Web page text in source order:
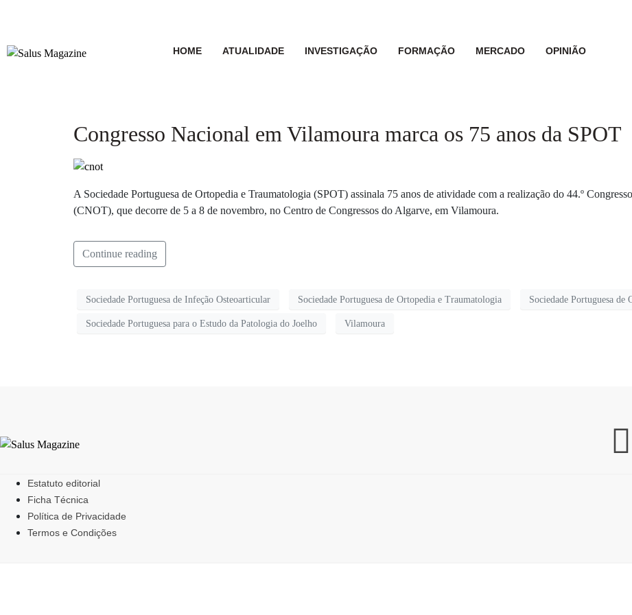
HOME ATUALIDADE INVESTIGAÇÃO FORMAÇÃO MERCADO OPINIÃO
Congresso Nacional em Vilamoura marca os 75 anos da SPOT
A Sociedade Portuguesa de Ortopedia e Traumatologia (SPOT) assinala 75 anos de atividade com a realização do 44.º
(CNOT), que decorre de 5 a 8 de novembro, no Centro de Congressos do Algarve, em Vilamoura.
Continue reading
Sociedade Portuguesa de Infeção Osteoarticular Sociedade Portuguesa de Ortopedia e Traumatologia Sociedade Portuguesa de
Sociedade Portuguesa para o Estudo da Patologia do Joelho Vilamoura
Estatuto editorial
Ficha Técnica
Política de Privacidade
Termos e Condições